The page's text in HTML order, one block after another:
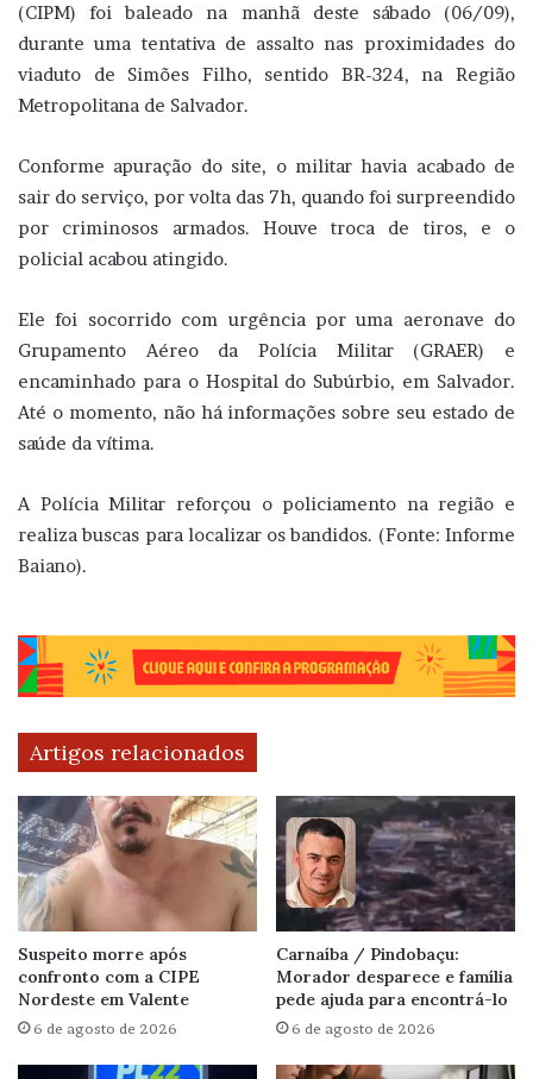
(CIPM) foi baleado na manhã deste sábado (06/09),
durante uma tentativa de assalto nas proximidades do
viaduto de Simões Filho, sentido BR-324, na Região
Metropolitana de Salvador.
Conforme apuração do site, o militar havia acabado de
sair do serviço, por volta das 7h, quando foi surpreendido
por criminosos armados. Houve troca de tiros, e o
policial acabou atingido.
Ele foi socorrido com urgência por uma aeronave do
Grupamento Aéreo da Polícia Militar (GRAER) e
encaminhado para o Hospital do Subúrbio, em Salvador.
Até o momento, não há informações sobre seu estado de
saúde da vítima.
A Polícia Militar reforçou o policiamento na região e
realiza buscas para localizar os bandidos. (Fonte: Informe
Baiano).
Artigos relacionados
Suspeito morre após
confronto com a CIPE
Nordeste em Valente
6 de agosto de 2026
Carnaíba / Pindobaçu:
Morador desparece e família
pede ajuda para encontrá-lo
6 de agosto de 2026